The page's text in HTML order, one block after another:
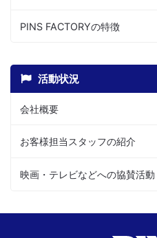
PINS FACTORYの特徴
活動状況
会社概要
お客様担当スタッフの紹介
映画・テレビなどへの協賛活動